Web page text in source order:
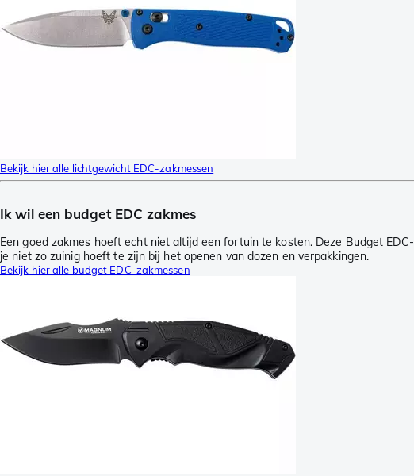
Bekijk hier alle lichtgewicht EDC-zakmessen
Ik wil een budget EDC zakmes
Een goed zakmes hoeft echt niet altijd een fortuin te kosten. Deze Budget
je niet zo zuinig hoeft te zijn bij het openen van dozen en verpakkingen.
Bekijk hier alle budget EDC-zakmessen